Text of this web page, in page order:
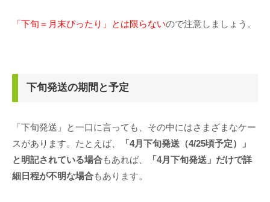
「下旬＝月末ぴったり」とは限らないので注意しましょう。
下旬発送の期間と予定
「下旬発送」と一口に言っても、その中にはさまざまなケー
スがあります。たとえば、
「4月下旬発送（4/25頃予定）」
と明記されている場合もあれば、
「4月下旬発送」だけで詳
細日程が不明な場合もあります。